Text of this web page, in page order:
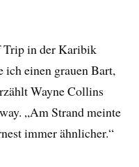
Trip in der Karibik
ich einen grauen Bart,
Wayne Collins
„Am Strand meinte
immer ähnlicher.“